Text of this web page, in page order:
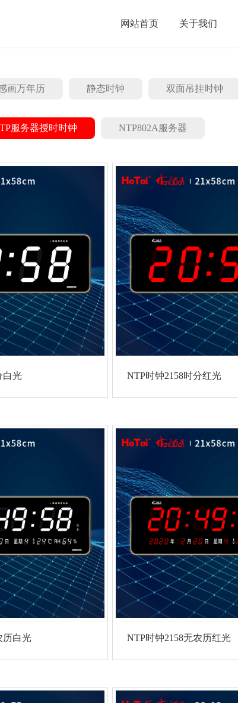
网站首页 关于我们
画万年历 静态时钟 双面吊挂时钟
服务器授时时钟 NTP802A服务器
白光 NTP时钟2158时分红光
历白光 NTP时钟2158无农历红光